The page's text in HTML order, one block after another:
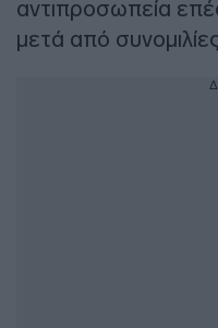
αντιπροσωπεία
μετά από